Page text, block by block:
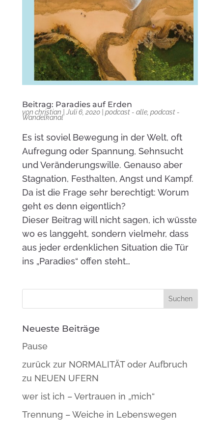
Beitrag: Paradies auf Erden
von christian Juli 6, 2020| podcast - alle, podcast -
Wandelkanal
Es ist soviel Bewegung in der Welt, oft
Aufregung oder Spannung, Sehnsucht
und Veränderungswille. Genauso aber
Stagnation, Festhalten, Angst und Kampf.
Da ist die Frage sehr berechtigt: Worum
geht es denn eigentlich?
Dieser Beitrag will nicht sagen, ich wüsste
wo es langgeht, sondern vielmehr, dass
aus jeder erdenklichen Situation die Tür
ins „Paradies“ offen steht…
Neueste Beiträge
Pause
zurück zur NORMALITÄT oder Aufbruch
zu NEUEN UFERN
wer ist ich – Vertrauen in „mich“
Trennung – Weiche in Lebenswegen